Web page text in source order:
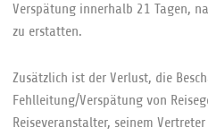
Verspätung innerhalb 21 Tagen,
zu erstatten.
Zusätzlich ist der Verlust, die
Fehlleitung/Verspätung von
Reiseveranstalter, seinem